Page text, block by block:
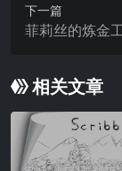
下一篇
菲莉丝的炼金
ney DX中文
相关文章